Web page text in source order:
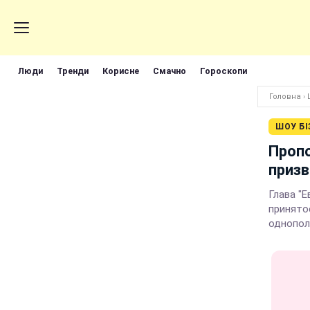
Люди Тренди Корисне Смачно Гороскопи
Головна ›
ШОУ
Глава